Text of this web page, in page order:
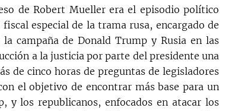
de Robert Mueller era el episodio político
especial de la trama rusa, encargado de
campaña de Donald Trump y Rusia en las
a la justicia por parte del presidente una
de cinco horas de preguntas de legisladores
el objetivo de encontrar más base para un
y los republicanos, enfocados en atacar los